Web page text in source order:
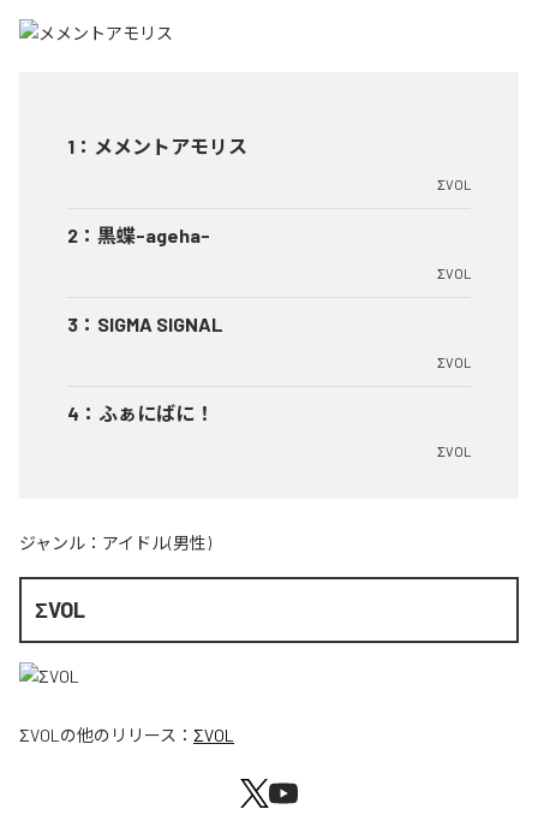
1 ： メメントアモリス
ΣVOL
2 ： 黒蝶-ageha-
ΣVOL
3 ： SIGMA SIGNAL
ΣVOL
4 ： ふぁにばに！
ΣVOL
ジャンル： アイドル(男性)
ΣVOL
ΣVOL の他のリリース： ΣVOL